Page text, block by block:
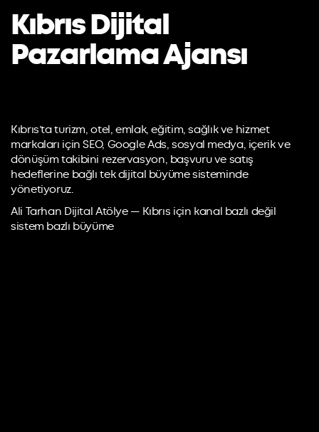
Kıbrıs Dijital
Pazarlama Ajansı
Kıbrıs’ta turizm, otel, emlak, eğitim, sağlık ve hizmet
markaları için SEO, Google Ads, sosyal medya, içerik ve
dönüşüm takibini rezervasyon, başvuru ve satış
hedeflerine bağlı tek dijital büyüme sisteminde
yönetiyoruz.
Ali Tarhan Dijital Atölye — Kıbrıs için kanal bazlı değil
sistem bazlı büyüme